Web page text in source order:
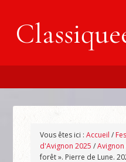
Vous êtes ici :Accueil /
d'Avignon 2025 /
forêt ». Pierre de Lune.